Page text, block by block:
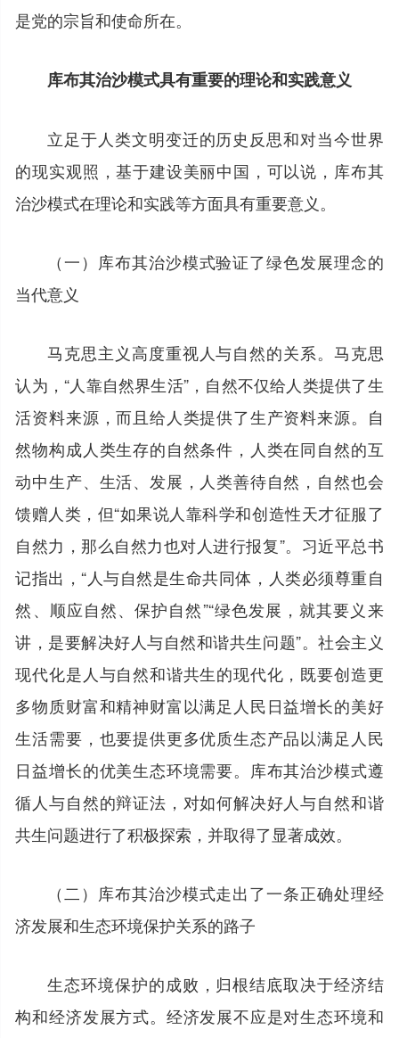
是党的宗旨和使命所在。
库布其治沙模式具有重要的理论和实践意义
立足于人类文明变迁的历史反思和对当今世界
的现实观照，基于建设美丽中国，可以说，库布其
治沙模式在理论和实践等方面具有重要意义。
（一）库布其治沙模式验证了绿色发展理念的
当代意义
马克思主义高度重视人与自然的关系。马克思
认为，“人靠自然界生活”，自然不仅给人类提供了生
活资料来源，而且给人类提供了生产资料来源。自
然物构成人类生存的自然条件，人类在同自然的互
动中生产、生活、发展，人类善待自然，自然也会
馈赠人类，但“如果说人靠科学和创造性天才征服了
自然力，那么自然力也对人进行报复”。习近平总书
记指出，“人与自然是生命共同体，人类必须尊重自
然、顺应自然、保护自然”“绿色发展，就其要义来
讲，是要解决好人与自然和谐共生问题”。社会主义
现代化是人与自然和谐共生的现代化，既要创造更
多物质财富和精神财富以满足人民日益增长的美好
生活需要，也要提供更多优质生态产品以满足人民
日益增长的优美生态环境需要。库布其治沙模式遵
循人与自然的辩证法，对如何解决好人与自然和谐
共生问题进行了积极探索，并取得了显著成效。
（二）库布其治沙模式走出了一条正确处理经
济发展和生态环境保护关系的路子
生态环境保护的成败，归根结底取决于经济结
构和经济发展方式。经济发展不应是对生态环境和